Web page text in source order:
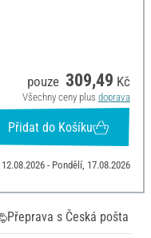
pouze 309,49 Kč
Všechny ceny plus doprava
Přidat do Košíku
- Pondělí, 17.08.2026
Přeprava s Česká pošta